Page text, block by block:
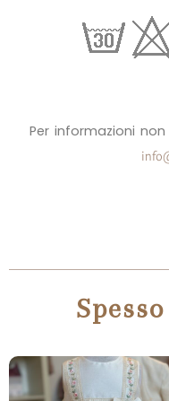
Per informazioni